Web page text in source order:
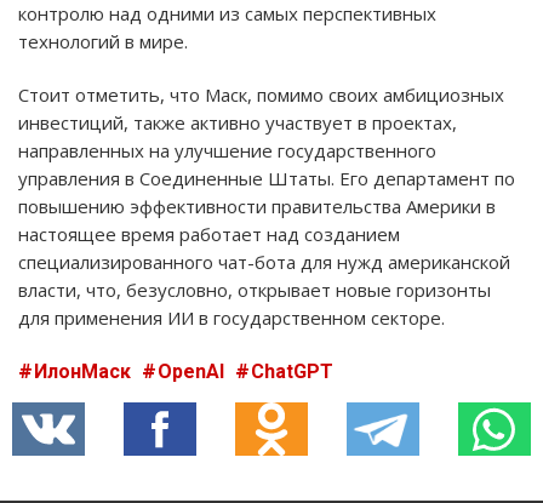
контролю над одними из самых перспективных
технологий в мире.
Стоит отметить, что Маск, помимо своих амбициозных
инвестиций, также активно участвует в проектах,
направленных на улучшение государственного
управления в Соединенные Штаты. Его департамент по
повышению эффективности правительства Америки в
настоящее время работает над созданием
специализированного чат-бота для нужд американской
власти, что, безусловно, открывает новые горизонты
для применения ИИ в государственном секторе.
ИлонМаск OpenAI ChatGPT